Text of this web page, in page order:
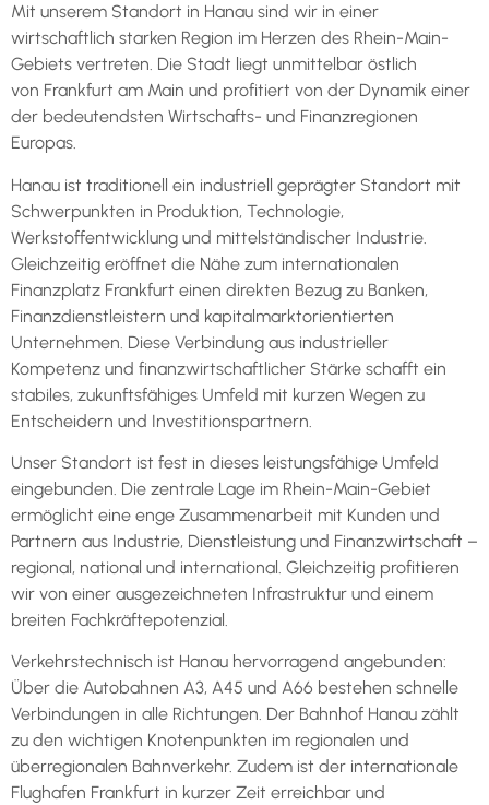
Mit unserem Standort in Hanau sind wir in einer
wirtschaftlich starken Region im Herzen des Rhein-Main-
Gebiets vertreten. Die Stadt liegt unmittelbar östlich
von Frankfurt am Main und profitiert von der Dynamik einer
der bedeutendsten Wirtschafts- und Finanzregionen
Europas.
Hanau ist traditionell ein industriell geprägter Standort mit
Schwerpunkten in Produktion, Technologie,
Werkstoffentwicklung und mittelständischer Industrie.
Gleichzeitig eröffnet die Nähe zum internationalen
Finanzplatz Frankfurt einen direkten Bezug zu Banken,
Finanzdienstleistern und kapitalmarktorientierten
Unternehmen. Diese Verbindung aus industrieller
Kompetenz und finanzwirtschaftlicher Stärke schafft ein
stabiles, zukunftsfähiges Umfeld mit kurzen Wegen zu
Entscheidern und Investitionspartnern.
Unser Standort ist fest in dieses leistungsfähige Umfeld
eingebunden. Die zentrale Lage im Rhein-Main-Gebiet
ermöglicht eine enge Zusammenarbeit mit Kunden und
Partnern aus Industrie, Dienstleistung und Finanzwirtschaft –
regional, national und international. Gleichzeitig profitieren
wir von einer ausgezeichneten Infrastruktur und einem
breiten Fachkräftepotenzial.
Verkehrstechnisch ist Hanau hervorragend angebunden:
Über die Autobahnen A3, A45 und A66 bestehen schnelle
Verbindungen in alle Richtungen. Der Bahnhof Hanau zählt
zu den wichtigen Knotenpunkten im regionalen und
überregionalen Bahnverkehr. Zudem ist der internationale
Flughafen Frankfurt in kurzer Zeit erreichbar und